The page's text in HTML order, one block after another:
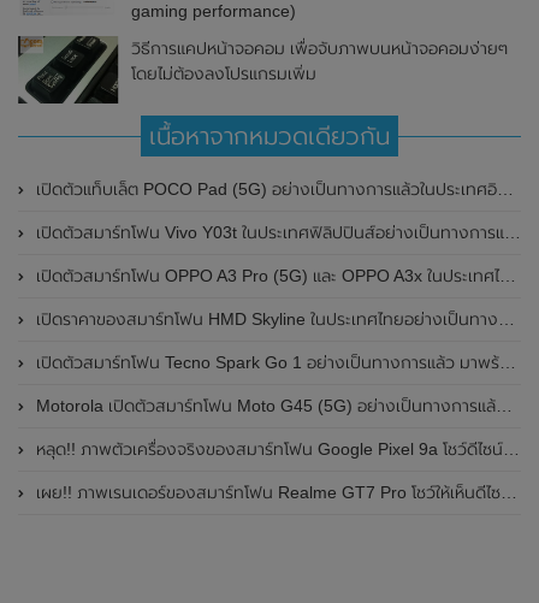
gaming performance)
วิธีการแคปหน้าจอคอม เพื่อจับภาพบนหน้าจอคอมง่ายๆ
โดยไม่ต้องลงโปรแกรมเพิ่ม
เนื้อหาจากหมวดเดียวกัน
เปิดตัวแท็บเล็ต POCO Pad (5G) อย่างเป็นทางการแล้วในประเทศอินเดีย มาพร้อมชิปเซ็ต Snapdragon 7s Gen 2 ของ Qualcomm และรองรับเครือข่าย 5G
เปิดตัวสมาร์ทโฟน Vivo Y03t ในประเทศฟิลิปปินส์อย่างเป็นทางการแล้ว มาพร้อมชิปเซ็ต Unisoc T612 , กล้องหลัง ความละเอียด 13MP , แบตเตอรี่ 5,000mAh และหน้าจอแสดงผล LCD / 90Hz
เปิดตัวสมาร์ทโฟน OPPO A3 Pro (5G) และ OPPO A3x ในประเทศไทยอย่างเป็นทางการแล้ว ในราคาเริ่มต้นเพียง 3,999 บาท
เปิดราคาของสมาร์ทโฟน HMD Skyline ในประเทศไทยอย่างเป็นทางการแล้ว ราคา 14,990 บาท
เปิดตัวสมาร์ทโฟน Tecno Spark Go 1 อย่างเป็นทางการแล้ว มาพร้อมหน้าจอแสดงผล LCD / 120Hz , แบตเตอรี่ 5,000mAh และใช้ชิปเซ็ต Unisoc
Motorola เปิดตัวสมาร์ทโฟน Moto G45 (5G) อย่างเป็นทางการแล้วในอินเดีย
หลุด!! ภาพตัวเครื่องจริงของสมาร์ทโฟน Google Pixel 9a โชว์ดีไซน์ใหม่ กล้องหลังแบนราบ ไม่มีกรอบของกล้องแล้ว
เผย!! ภาพเรนเดอร์ของสมาร์ทโฟน Realme GT7 Pro โชว์ให้เห็นดีไซน์ใหม่ พร้อมเผยรายละเอียดสเปกที่สำคัญบางส่วน